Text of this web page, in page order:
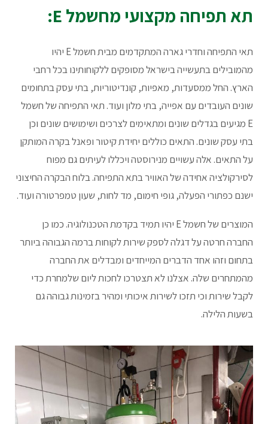
תא תפיחה מקצועי מחשמל E:
תאי התפיחה וחדרי גארה המתקדמים מבית חשמל E יהיו
מהמובילים בתעשייה בישראל מסופקים ללקוחותינו בכל רחבי
הארץ. החל ממסעדות, מאפיות, קונדיטוריות, בתי עסק בתחומים
שונים העובדים עם אפייה, בתי מלון ועוד. תאי התפיחה של חשמל
E מגיעים בגדלים שונים ומתאימים לצרכים ושימושים שונים וכן
בתי עסק שונים. התאים כוללים יחידת קיטור ופאנל בקרה המותקן
על התאים. אלה עשויים מנירוסטה ויכללו לעיתים גם מפוח
לסירקולציה אחידה של האוויר בתא התפיחה. בלוח הבקרה החיצוני
ישנם כפתורי הפעלה, גופי חימום, מד לחות, שעון טמפרטורה ועוד.
המוצרים של חשמל E יהיו תמיד בקדמת הטכנולוגיה. כמו כן
החברה חרטה על דגלה לספק שירות לקוחות ברמה הגבוהה ביותר
בתחום וזהו אחד הדברים המייחדים ומבדלים את החברה
מהמתחרים שלה. אצלנו לא תצטרכו לחכות ליום שלמחרת כדי
לקבל שירות וכי תזכו לשירות איכותי ומהיר בזמינות גבוהה גם
בשעות הלילה.